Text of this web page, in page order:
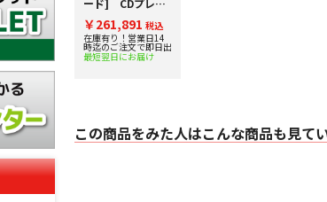
ード] CDプレイ
￥261,891 税込
在庫有り！営業日14
時迄のご注文で即日出
最短翌日にお届け
この商品をみた人はこんな商品も見て